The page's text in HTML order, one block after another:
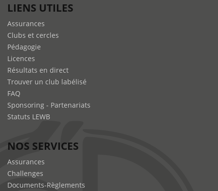
LIENS UTILES
Assurances
Clubs et cercles
Pédagogie
Licences
Résultats en direct
Trouver un club labélisé
FAQ
Sponsoring - Partenariats
Statuts LEWB
NOS SERVICES
Assurances
Challenges
Documents-Règlements